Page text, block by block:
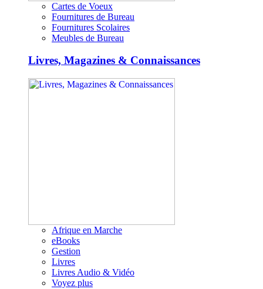
Cartes de Voeux
Fournitures de Bureau
Fournitures Scolaires
Meubles de Bureau
Livres, Magazines & Connaissances
Afrique en Marche
eBooks
Gestion
Livres
Livres Audio & Vidéo
Voyez plus